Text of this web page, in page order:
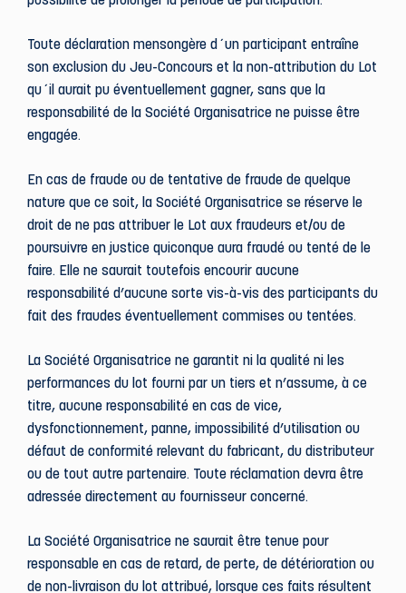
Toute déclaration mensongère d´un participant entraîne
son exclusion du Jeu-Concours et la non-attribution du Lot
qu´il aurait pu éventuellement gagner, sans que la
responsabilité de la Société Organisatrice ne puisse être
engagée.
En cas de fraude ou de tentative de fraude de quelque
nature que ce soit, la Société Organisatrice se réserve le
droit de ne pas attribuer le Lot aux fraudeurs et/ou de
poursuivre en justice quiconque aura fraudé ou tenté de le
faire. Elle ne saurait toutefois encourir aucune
responsabilité d’aucune sorte vis-à-vis des participants du
fait des fraudes éventuellement commises ou tentées.
La Société Organisatrice ne garantit ni la qualité ni les
performances du lot fourni par un tiers et n’assume, à ce
titre, aucune responsabilité en cas de vice,
dysfonctionnement, panne, impossibilité d’utilisation ou
défaut de conformité relevant du fabricant, du distributeur
ou de tout autre partenaire. Toute réclamation devra être
adressée directement au fournisseur concerné.
La Société Organisatrice ne saurait être tenue pour
responsable en cas de retard, de perte, de détérioration ou
de non-livraison du lot attribué, lorsque ces faits résultent